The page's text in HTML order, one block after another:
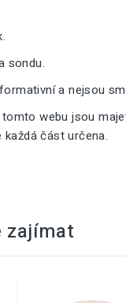
sondu.
a nejsou
webu jsou
část určena.
zajímat